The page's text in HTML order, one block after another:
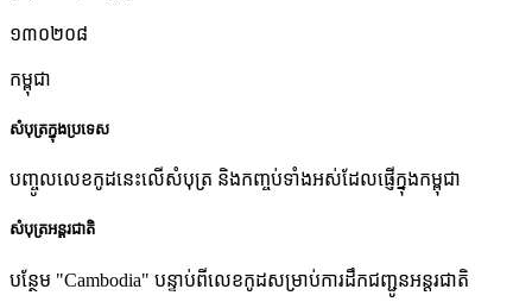
១៣០២០៨
កម្ពុជា
សំបុត្រក្នុងប្រទេស
បញ្ចូលលេខកូដនេះលើសំបុត្រ និងកញ្ចប់ទាំងអស់ដែលផ្ញើក្នុងកម្ពុជា
សំបុត្រអន្តរជាតិ
បន្ថែម "Cambodia" បន្ទាប់ពីលេខកូដសម្រាប់ការដឹកជញ្ជូនអន្តរជាតិ